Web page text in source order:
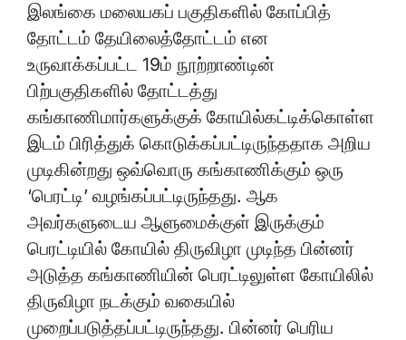
இலங்கை மலையகப் பகுதிகளில் கோப்பித்
தோட்டம் தேயிலைத்தோட்டம் என
உருவாக்கப்பட்ட 19ம் நூற்றாண்டின்
பிற்பகுதிகளில் தோட்டத்து
கங்காணிமார்களுக்குக் கோயில்கட்டிக்கொள்ள
இடம் பிரித்துக் கொடுக்கப்பட்டிருந்ததாக அறிய
முடிகின்றது ஒவ்வொரு கங்காணிக்கும் ஒரு
‘பெரட்டி’ வழங்கப்பட்டிருந்தது. ஆக
அவர்களுடைய ஆளுமைக்குள் இருக்கும்
பெரட்டியில் கோயில் திருவிழா முடிந்த பின்னர்
அடுத்த கங்காணியின் பெரட்டிலுள்ள கோயிலில்
திருவிழா நடக்கும் வகையில்
முறைப்படுத்தப்பட்டிருந்தது. பின்னர் பெரிய